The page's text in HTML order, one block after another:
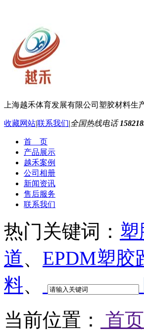
上海越禾体育发展有限公司 塑胶材料生
收藏网站|联系我们|全国热线电话
首 页
产品展示
越禾案例
公司相册
新闻资讯
售后服务
联系我们
热门关键词： 塑
道、 EPDM塑胶
料、
当前位置：
首页